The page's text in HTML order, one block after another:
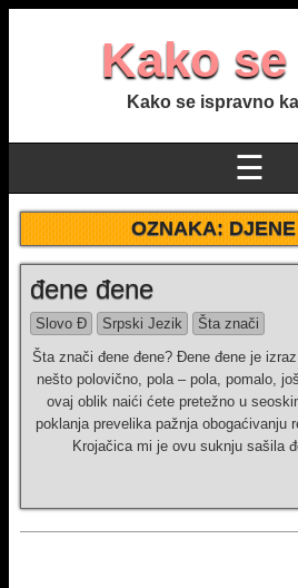
Kako
Kako se ispravno
☰
OZNAKA:
đene đene
Slovo Đ Srpski Jezik
Šta znači
Šta znači đene đene? Đene đene je
nešto polovično, pola – pola, pomalo,
ovaj oblik naići ćete pretežno u
poklanja prevelika pažnja obogaćivanju
Krojačica mi je ovu suknju sašila